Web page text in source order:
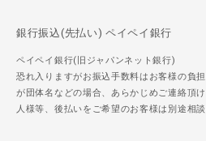
銀行振込(先払い) ペイペイ銀行
ペイペイ銀行(旧ジャパンネット銀行)
恐れ入りますがお振込手数料はお客様の負
が団体名などの場合、あらかじめご連絡頂
人様等、後払いをご希望のお客様は別途相